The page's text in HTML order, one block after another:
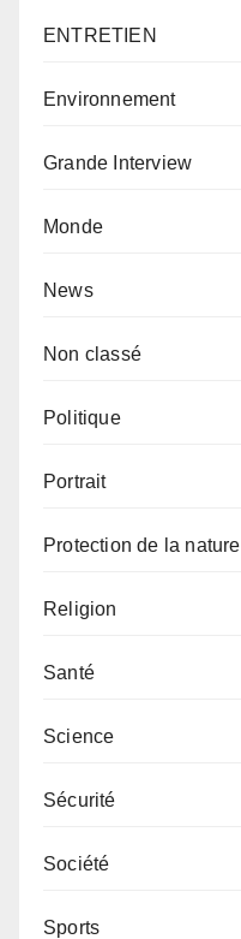
ENTRETIEN
Environnement
Grande Interview
Monde
News
Non classé
Politique
Portrait
Protection de la nature
Religion
Santé
Science
Sécurité
Société
Sports